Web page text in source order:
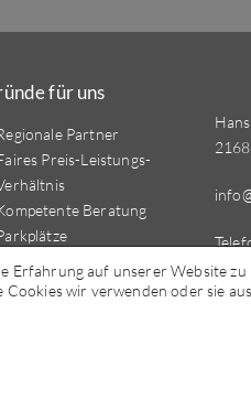
für uns
Partner
Preis-Leistungs-
Beratung
Mo.
Erfahrung auf unserer Website zu
wir verwenden oder sie